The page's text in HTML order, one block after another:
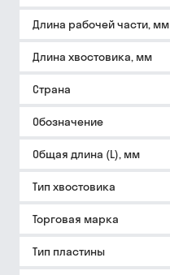
Длина рабочей части, мм
Длина хвостовика, мм
Страна
Обозначение
Общая длина (L), мм
Тип хвостовика
Торговая марка
Тип пластины